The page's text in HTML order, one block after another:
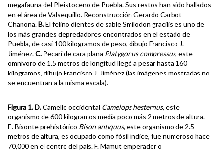
megafauna del Pleistoceno de Puebla. Sus restos han sido hallados
en el área de Valsequillo. Reconstrucción Gerardo Carbot-
Chanona.B.El felino dientes de sable Smilodon gracilis es uno de
los más grandes depredadores encontrados en el estado de
Puebla, de casi 100 kilogramos de peso, dibujo Francisco J.
Jiménez.C. Pecarí de cara plana Platygonus compressus, este
omnívoro de 1.5 metros de longitud llegó a pesar hasta 160
kilogramos, dibujo Francisco J. Jiménez (las imágenes mostradas no
se encuentran a la misma escala).
Figura 1. D.Camello occidental Camelops hesternus, este
organismo de 600 kilogramos medía poco más 2 metros de altura.
E. Bisonte prehistórico Bison antiquus, este organismo de 2.5
metros de altura, es ocupado como fósil índice, fue numeroso hace
70,000 en el centro del país. F. Mamut emperador o